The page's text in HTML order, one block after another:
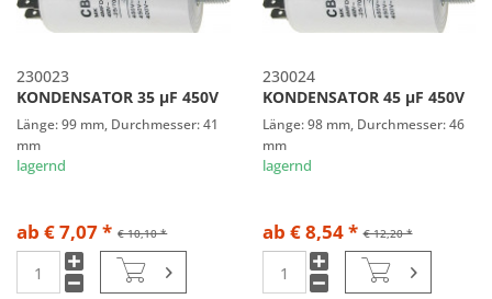
230023
KONDENSATOR 35 µF 450V
Länge: 99 mm, Durchmesser: 41
mm
lagernd
€ 10,10 *
ab € 7,07 *
230024
KONDENSATOR 45 µF 450V
Länge: 98 mm, Durchmesser: 46
mm
lagernd
€ 12,20 *
ab € 8,54 *